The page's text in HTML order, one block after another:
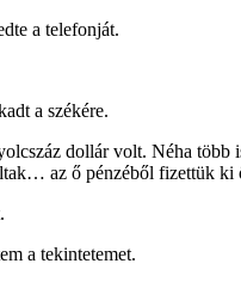
a telefonját.
a székére.
dollár volt. Néha több
az ő pénzéből fizettük ki
a tekintetemet.